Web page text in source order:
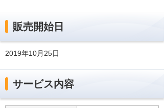
販売開始日
2019年10月25日
サービス内容